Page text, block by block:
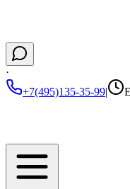
·
+7(495)135-35-99|